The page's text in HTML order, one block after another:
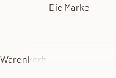
Die Marke
Warenkorb